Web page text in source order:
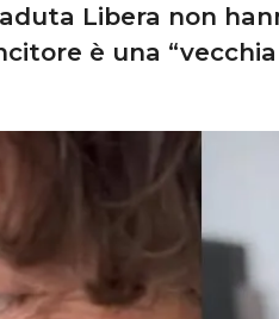
Libera non
è una